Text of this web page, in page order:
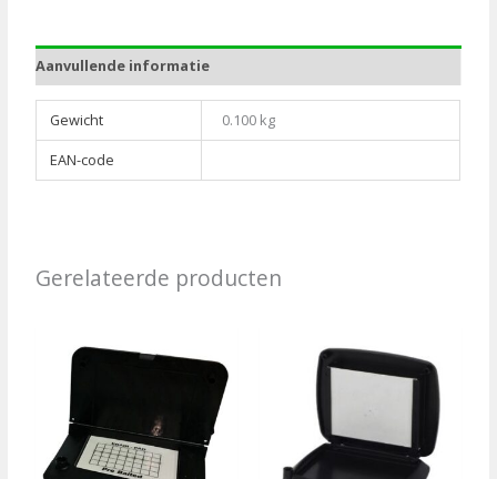
aantal
Aanvullende informatie
Gewicht
0.100 kg
EAN-code
Gerelateerde producten